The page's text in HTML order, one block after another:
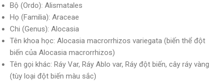
Bộ (Ordo): Alismatales
Họ (Familia): Araceae
Chi (Genus): Alocasia
Tên khoa học: Alocasia macrorrhizos variegata (biến thể đột
biến của Alocasia macrorrhizos)
Tên gọi khác: Ráy Var, Ráy Ablo var, Ráy đột biến, cây ráy vàng
(tùy loại đột biến màu sắc)